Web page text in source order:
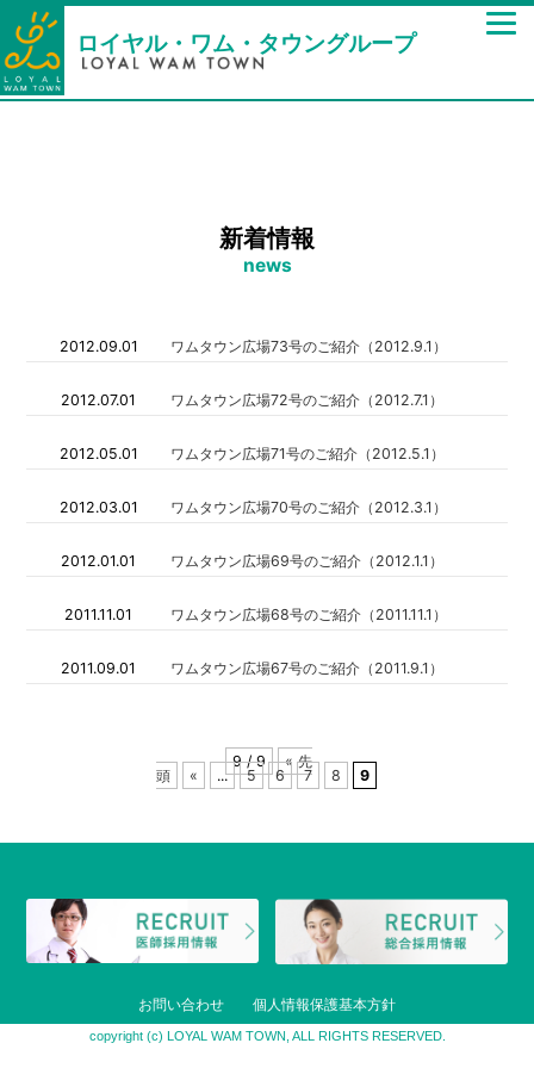
ロイヤル・ワム・タウングループ
新着情報
news
2012.09.01 ワムタウン広場73号のご紹介（2012.9.1）
2012.07.01 ワムタウン広場72号のご紹介（2012.7.1）
2012.05.01 ワムタウン広場71号のご紹介（2012.5.1）
2012.03.01 ワムタウン広場70号のご紹介（2012.3.1）
2012.01.01 ワムタウン広場69号のご紹介（2012.1.1）
2011.11.01 ワムタウン広場68号のご紹介（2011.11.1）
2011.09.01 ワムタウン広場67号のご紹介（2011.9.1）
9 / 9
« 先
頭
« ... 5 6 7 8 9
お問い合わせ 個人情報保護基本方針
copyright (c) LOYAL WAM TOWN, ALL RIGHTS RESERVED.